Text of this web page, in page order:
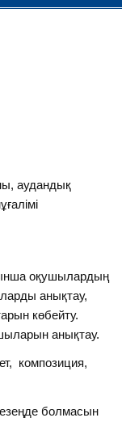
аудандық
оқушылардың
анықтау,
көбейту.
анықтау.
композиция,
болмасын